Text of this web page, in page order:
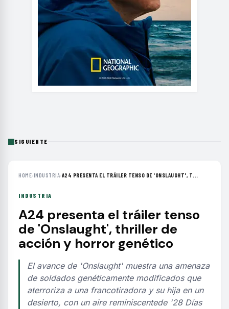
SIGUIENTE
HOME›INDUSTRIA›A24 PRESENTA EL TRÁILER TENSO DE 'ONSLAUGHT', T...
INDUSTRIA
A24 presenta el tráiler tenso
de 'Onslaught', thriller de
acción y horror genético
El avance de 'Onslaught' muestra una amenaza
de soldados genéticamente modificados que
aterroriza a una francotiradora y su hija en un
desierto, con un aire reminiscentede '28 Días